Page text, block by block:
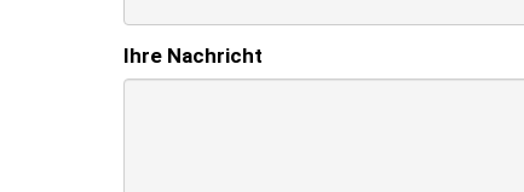
Ihre Nachricht